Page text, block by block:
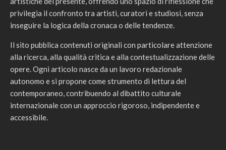
privilegia il confronto tra artisti, curatori e studiosi, senza
inseguire la logica della cronaca o delle tendenze.
Il sito pubblica contenuti originali con particolare attenzione
alla ricerca, alla qualità critica e alla contestualizzazione delle
opere. Ogni articolo nasce da un lavoro redazionale
autonomo e si propone come strumento di lettura del
contemporaneo, contribuendo al dibattito culturale
internazionale con un approccio rigoroso, indipendente e
accessibile.